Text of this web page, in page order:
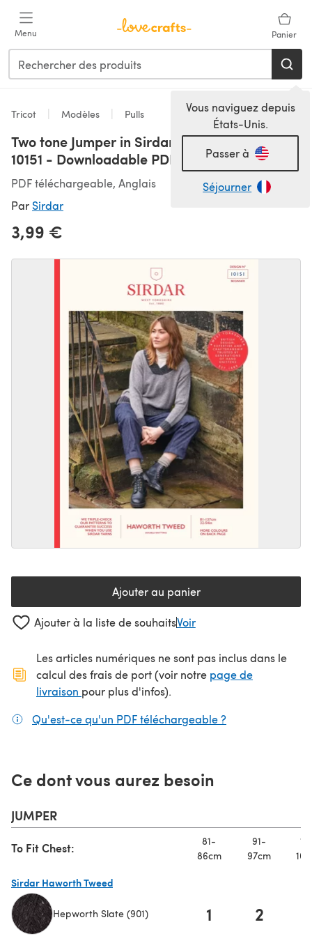
Menu Panier
Vous naviguez depuis
États-Unis.
Passer à
Séjourner
Tricot Modèles Pulls
Two tone Jumper in Sirdar Haworth Tweed -
10151 - Downloadable PDF
PDF téléchargeable, Anglais
Par Sirdar
3,99 €
Ajouter au panier
Ajouter à la liste de souhaitsVoir
Les articles numériques ne sont pas inclus dans le
calcul des frais de port (voir notre page de
livraison (s'ouvre dans un nouvel onglet)
pour plus d'infos).
Qu'est-ce qu'un PDF téléchargeable ?
Ce dont vous aurez besoin
JUMPER
To Fit Chest:
81-
86cm
91-
97cm
Sirdar Haworth Tweed
Hepworth Slate (901) 1 2